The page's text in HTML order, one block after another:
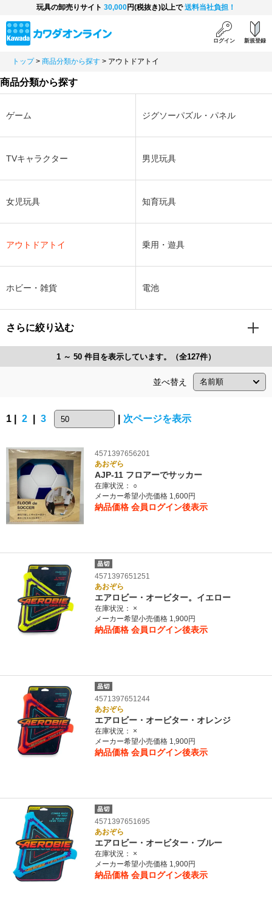
玩具の卸売りサイト 30,000円(税抜き)以上で送料当社負担！
ログイン 新規登録
トップ > 商品分類から探す > アウトドアトイ
商品分類から探す
ゲーム ジグソーパズル・パネル
TVキャラクター 男児玩具
女児玩具 知育玩具
アウトドアトイ 乗用・遊具
ホビー・雑貨 電池
さらに絞り込む
1 ～ 50 件目を表示しています。（全127件）
並べ替え
1 | 2 3 次ページを表示
4571397656201
あおぞら
AJP-11 フロアーでサッカー
在庫状況：
○
メーカー希望小売価格 1,600円
納品価格 会員ログイン後表示
4571397651251
あおぞら
エアロビー・オービター。イエロー
在庫状況：
×
メーカー希望小売価格 1,900円
納品価格 会員ログイン後表示
4571397651244
あおぞら
エアロビー・オービター・オレンジ
在庫状況：
×
メーカー希望小売価格 1,900円
納品価格 会員ログイン後表示
4571397651695
あおぞら
エアロビー・オービター・ブルー
在庫状況：
×
メーカー希望小売価格 1,900円
納品価格 会員ログイン後表示